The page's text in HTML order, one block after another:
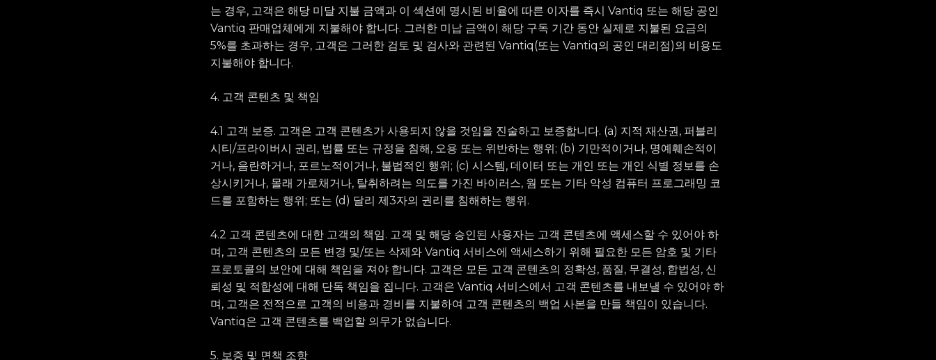
는 경우, 고객은 해당 미달 지불 금액과 이 섹션에 명시된 비율에 따른 이자를 즉시 Vantiq 또는 해당 공인
Vantiq 판매업체에게 지불해야 합니다. 그러한 미납 금액이 해당 구독 기간 동안 실제로 지불된 요금의
5%를 초과하는 경우, 고객은 그러한 검토 및 검사와 관련된 Vantiq(또는 Vantiq의 공인 대리점)의 비용도
지불해야 합니다.
4. 고객 콘텐츠 및 책임
4.1 고객 보증. 고객은 고객 콘텐츠가 사용되지 않을 것임을 진술하고 보증합니다. (a) 지적 재산권, 퍼블리
시티/프라이버시 권리, 법률 또는 규정을 침해, 오용 또는 위반하는 행위; (b) 기만적이거나, 명예훼손적이
거나, 음란하거나, 포르노적이거나, 불법적인 행위; (c) 시스템, 데이터 또는 개인 또는 개인 식별 정보를 손
상시키거나, 몰래 가로채거나, 탈취하려는 의도를 가진 바이러스, 웜 또는 기타 악성 컴퓨터 프로그래밍 코
드를 포함하는 행위; 또는 (d) 달리 제3자의 권리를 침해하는 행위.
4.2 고객 콘텐츠에 대한 고객의 책임. 고객 및 해당 승인된 사용자는 고객 콘텐츠에 액세스할 수 있어야 하
며, 고객 콘텐츠의 모든 변경 및/또는 삭제와 Vantiq 서비스에 액세스하기 위해 필요한 모든 암호 및 기타
프로토콜의 보안에 대해 책임을 져야 합니다. 고객은 모든 고객 콘텐츠의 정확성, 품질, 무결성, 합법성, 신
뢰성 및 적합성에 대해 단독 책임을 집니다. 고객은 Vantiq 서비스에서 고객 콘텐츠를 내보낼 수 있어야 하
며, 고객은 전적으로 고객의 비용과 경비를 지불하여 고객 콘텐츠의 백업 사본을 만들 책임이 있습니다.
Vantiq은 고객 콘텐츠를 백업할 의무가 없습니다.
5. 보증 및 면책 조항